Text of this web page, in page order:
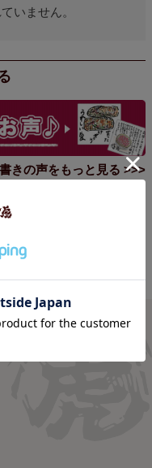
いません。
きの声をもっと見る >>>